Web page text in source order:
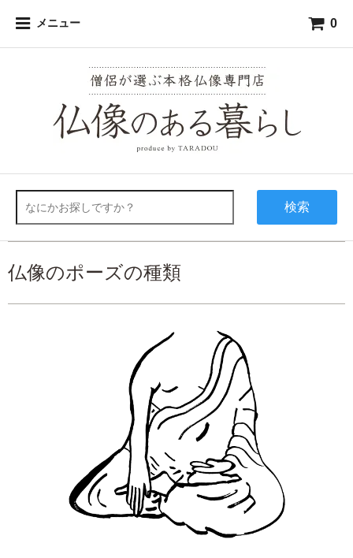
メニュー 0
検索
仏像のポーズの種類